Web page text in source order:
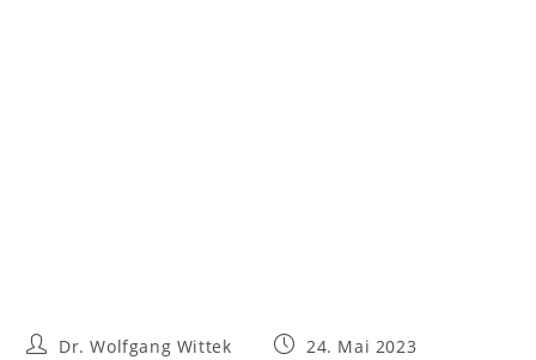
Dr. Wolfgang Wittek 24. Mai 2023